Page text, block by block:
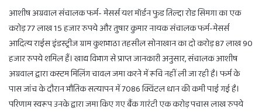
आशीष अग्रवाल संचालक फर्म- मेसर्स यश मॉर्डन फुड तिल्दा रोड सिमगा का एक
करोड़ 77 लाख 15 हजार रुपये और तुषार कुमार नायक संचालक फर्म-मेसर्स
आदित्य राईस इंडस्ट्रीज ग्राम कुशभाठा तहसील सोनाखान का दो करोड़ 87 लाख 90
हजार रुपये शमिल हैं। खाद्य विभाग से प्राप्त जानकारी अनुसार, संचालक आशीष
अग्रवाल द्वारा कस्टम मिलिंग चावल जमा करने में रूचि नहीं ली जा रही है। फर्म के
पास जांच के दौरान भौतिक सत्यापन में 7086 क्विंटल धान की कमी पाई गई है।
परिणाम स्वरूप उनके द्वारा जमा किए गए बैंक गारंटी एक करोड़ पचास लाख रुपये